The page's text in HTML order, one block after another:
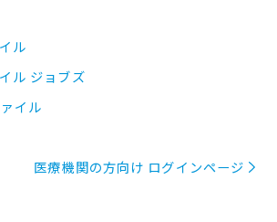
ル
ル ジョブズ
イル
医療機関の方向け ログインページ